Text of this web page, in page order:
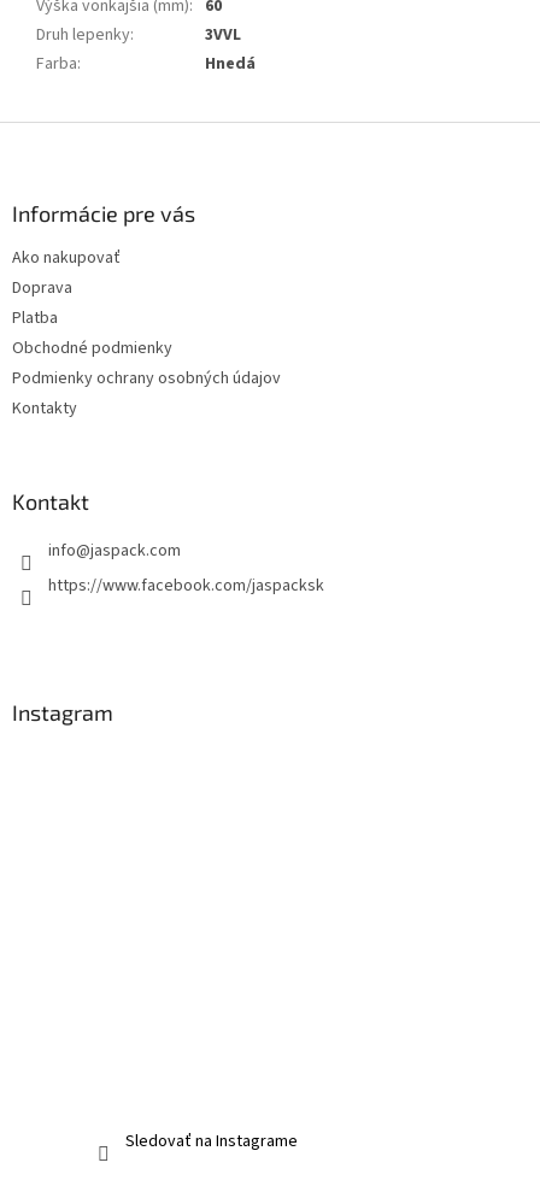
Výška vonkajšia (mm): 60
Druh lepenky:
3VVL
Farba: Hnedá
Informácie pre vás
Ako nakupovať
Doprava
Platba
Obchodné podmienky
Podmienky ochrany osobných údajov
Kontakty
Kontakt
info@jaspack.com
https://www.facebook.com/jaspacksk
Instagram
Sledovať na Instagrame